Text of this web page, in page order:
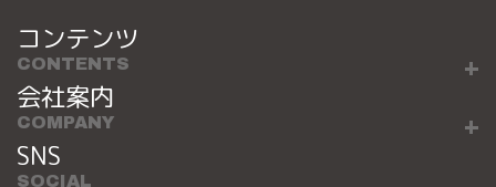
コンテンツ
CONTENTS
会社案内
COMPANY
SNS
SOCIAL